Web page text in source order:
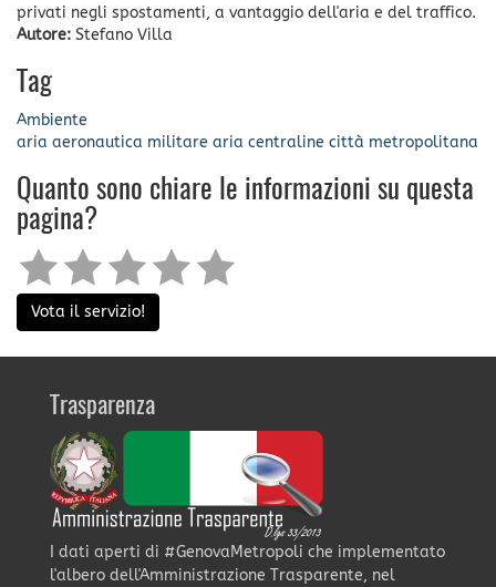
privati negli spostamenti, a vantaggio dell'aria e del traffico.
Autore: Stefano Villa
Tag
Ambiente
aria aeronautica militare aria centraline città metropolitana
Quanto sono chiare le informazioni su questa
pagina?
Vota il servizio!
Trasparenza
I dati aperti di #GenovaMetropoli che implementato
l'albero dell'Amministrazione Trasparente, nel